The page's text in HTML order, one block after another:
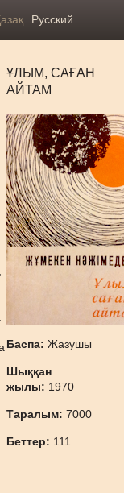
Русский
ҰЛЫМ, САҒАН
АЙТАМ
Баспа:Жазушы
Шыққан
жылы: 1970
Таралым:7000
Беттер: 111